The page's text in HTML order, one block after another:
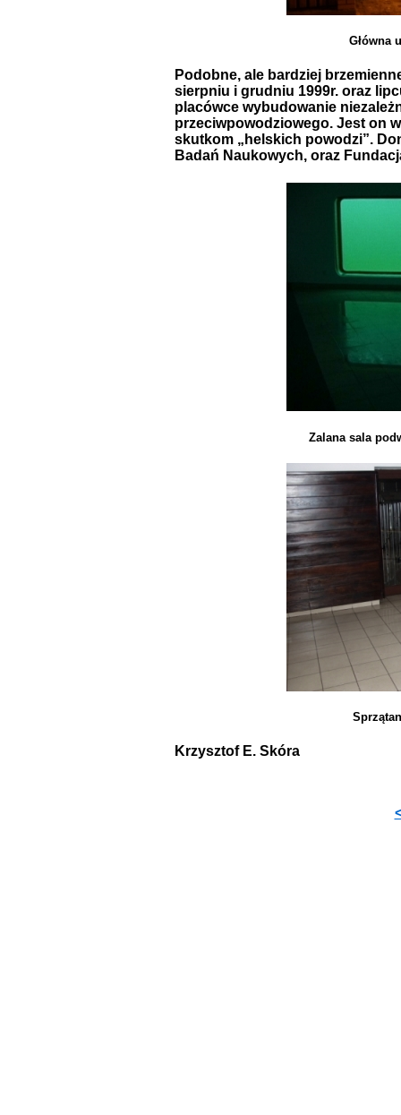
Główna
Podobne, ale bardziej
sierpniu i grudniu 1999r. oraz
placówce wybudowanie
przeciwpowodziowego. Jest on
skutkom „helskich powodzi”.
Badań Naukowych, oraz
Zalana sala
Krzysztof E. Skóra